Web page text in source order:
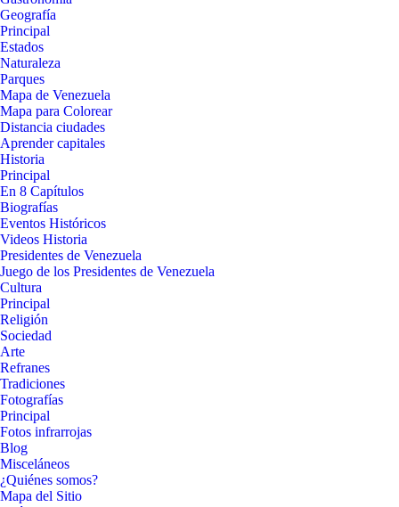
Geografía
Principal
Estados
Naturaleza
Parques
Mapa de Venezuela
Mapa para Colorear
Distancia ciudades
Aprender capitales
Historia
Principal
En 8 Capítulos
Biografías
Eventos Históricos
Videos Historia
Presidentes de Venezuela
Juego de los Presidentes de Venezuela
Cultura
Principal
Religión
Sociedad
Arte
Refranes
Tradiciones
Fotografías
Principal
Fotos infrarrojas
Blog
Misceláneos
¿Quiénes somos?
Mapa del Sitio